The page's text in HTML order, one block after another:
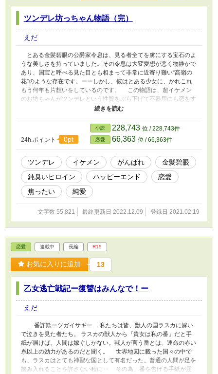
ツンデレ坊っちゃん物語（完）
えだ
とある金髪碧眼の公爵家令息は、見る者全てを虜にする宝石のよ
うな美しさを持っていました。その令息は大変愛想が悪く物静かで
あり、国宝と呼べる見た目とも相まって非常に近寄り難い“高嶺の
花”のような存在です。ーーしかし、彼はとある少女に、かれこれ
もう何年も片想いをしているのです。 この物語は、超イケメン
のお坊ちゃんがツンデレという性質をぶら下げて不器用にも恋をす
る姿を見守る為の物語です‥。 『今日も姉の物を奪ってやりま
用ツンデレくんの焦ったい日常を応援してください‥笑 尚、『今
日も姉の物を奪ってやりますわ！』の番外編にて、本作ヒロイン側
目線の話もありますのでよかったらご覧ください(^^)
24h.ポイント 0pt
小説 228,743 位 / 228,743件
恋愛 66,363 位 / 66,363件
ツンデレ イケメン がんばれ
金髪碧眼
鈍臭いヒロイン
ハッピーエンド
恋愛
焦ったい
純愛
文字数 55,821 最終更新日 2022.12.09 登録日 2021.02.19
恋愛 連載中 長編 R15
お気に入りに追加 13
乙女逃亡戦記ー復讐はみんなで！ー
えだ
番詐欺ーツガイサギー 私たちは皆、獣人の国ラスカに嫁い
で泣きを見た者たち。 ラスカの獣人から『貴女は私の番』だと手
紙が届けば、人間は嫁ぐしかない。獣人が言う番とは、運命の赤い
糸以上の効力があるのだと聞く。 世界地図に載った国々の中で
も、ラスカはとても神聖な国として有名だった。普通の人間が足を
踏み入れることを許さない程に‥ その為、番を告げる手紙が届